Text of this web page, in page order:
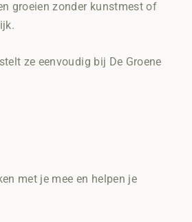
groeien zonder kunstmest of
ze eenvoudig bij De Groene
met je mee en helpen je